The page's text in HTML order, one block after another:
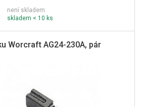
není skladem
skladem < 10 ks
Worcraft AG24-230A, pár